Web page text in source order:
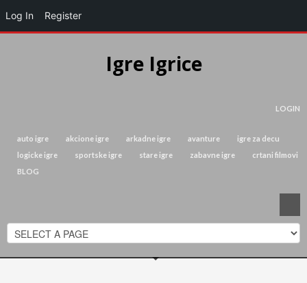
Igre Igrice
LOGIN
auto igre akcione igre arkadne igre avanture
igre za decu
logicke igre
sportske igre stare igre zabavne igre
crtani filmovi
BLOG
Log In Register